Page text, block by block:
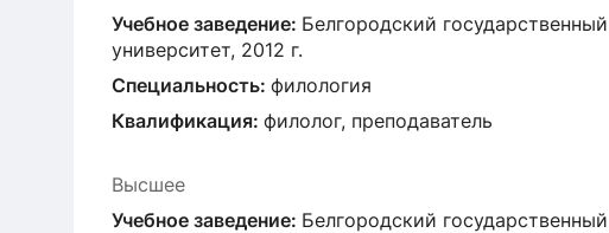
Учебное заведение: Белгородский
университет, 2012 г.
Специальность: филология
Квалификация: филолог, преподаватель
Высшее
Учебное заведение: Белгородский